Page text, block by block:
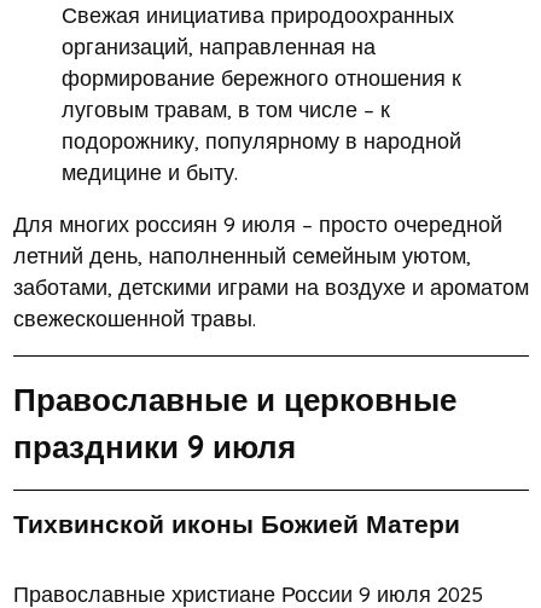
Свежая инициатива природоохранных
организаций, направленная на
формирование бережного отношения к
луговым травам, в том числе – к
подорожнику, популярному в народной
медицине и быту.
Для многих россиян 9 июля – просто очередной
летний день, наполненный семейным уютом,
заботами, детскими играми на воздухе и ароматом
свежескошенной травы.
Православные и церковные
праздники 9 июля
Тихвинской иконы Божией Матери
Православные христиане России 9 июля 2025